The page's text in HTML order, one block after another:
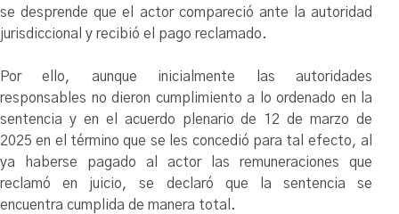
se desprende que el actor compareció ante la autoridad
jurisdiccional y recibió el pago reclamado.
Por ello, aunque inicialmente las autoridades
responsables no dieron cumplimiento a lo ordenado en la
sentencia y en el acuerdo plenario de 12 de marzo de
2025 en el término que se les concedió para tal efecto, al
ya haberse pagado al actor las remuneraciones que
reclamó en juicio, se declaró que la sentencia se
encuentra cumplida de manera total.